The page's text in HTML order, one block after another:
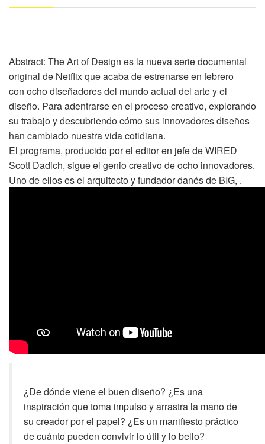
Abstract: The Art of Design es la nueva serie documental
original de Netflix que acaba de estrenarse en febrero
con ocho diseñadores del mundo actual del arte y el
diseño. Para adentrarse en el proceso creativo, explorando
su trabajo y descubriendo cómo sus innovadores diseños
han cambiado nuestra vida cotidiana.
El programa, producido por el editor en jefe de WIRED
Scott Dadich, sigue el genio creativo de ocho innovadores.
Uno de ellos es el arquitecto y fundador danés de BIG, .
¿De dónde viene el buen diseño? ¿Es una
inspiración que toma impulso y arrastra la mano de
su creador por el papel? ¿Es un manifiesto práctico
de cuánto pueden convivir lo útil y lo bello?